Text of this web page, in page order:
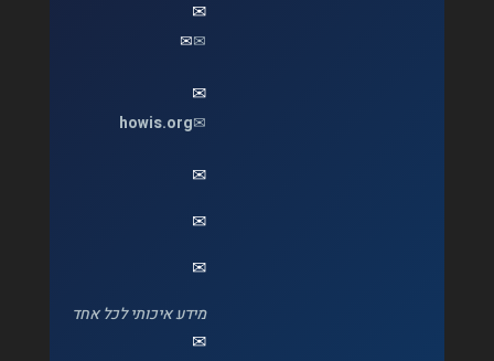
✉
✉
✉
✉
✉
howis.org
✉
✉
✉
מידע איכותי לכל אחד
✉